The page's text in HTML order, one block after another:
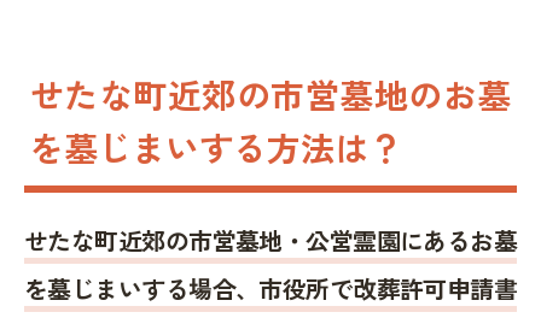
せたな町近郊の市営墓地のお墓
を墓じまいする方法は？
せたな町近郊の市営墓地・公営霊園にあるお墓
を墓じまいする場合、市役所で改葬許可申請書